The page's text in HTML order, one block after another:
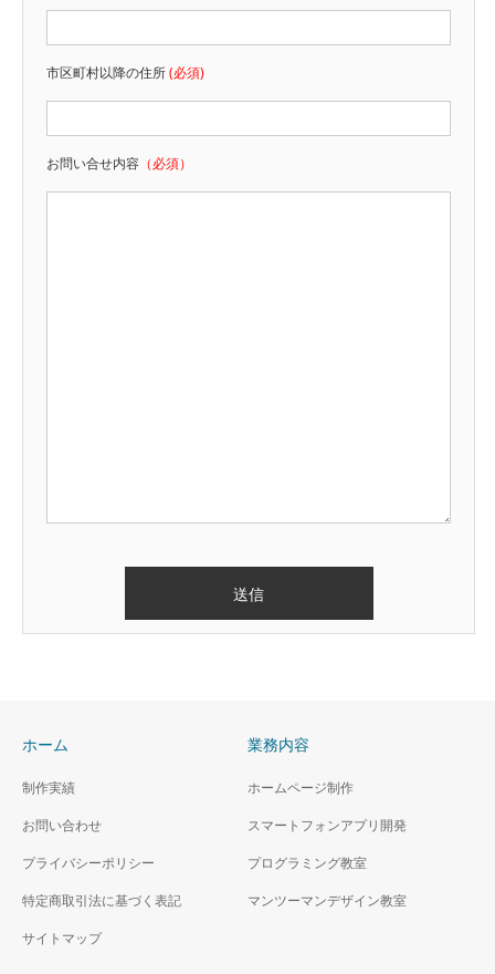
市区町村以降の住所(必須)
お問い合せ内容 （必須）
ホーム
制作実績
お問い合わせ
プライバシーポリシー
特定商取引法に基づく表記
サイトマップ
業務内容
ホームページ制作
スマートフォンアプリ開発
プログラミング教室
マンツーマンデザイン教室